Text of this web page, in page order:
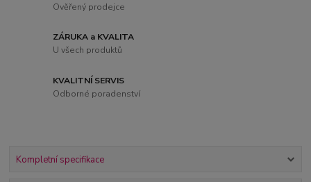
Ověřený prodejce
ZÁRUKA a KVALITA
U všech produktů
KVALITNÍ SERVIS
Odborné poradenství
Kompletní specifikace